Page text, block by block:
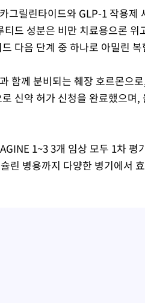
그릴린타이드와 GLP-1 작용제
드 성분은 비만 치료용으론
다음 단계 중 하나로 아밀린
함께 분비되는 췌장 호르몬으
신약 허가 신청을 완료했으며
1~3 3개 임상 모두 1차
린 병용까지 다양한 병기에서